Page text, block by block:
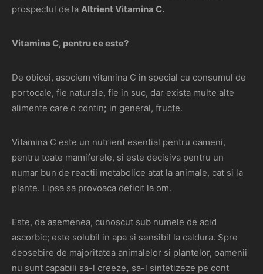
prospectul de la Altrient Vitamina C.
Vitamina C, pentru ce este?
De obicei, asociem vitamina C in special cu consumul de
portocale, fie naturale, fie in suc, dar exista multe alte
alimente care o contin; in general, fructe.
Vitamina C este un nutrient esential pentru oameni,
pentru toate mamiferele, si este decisiva pentru un
numar bun de reactii metabolice atat la animale, cat si la
plante. Lipsa sa provoaca deficit la om.
Este, de asemenea, cunoscut sub numele de acid
ascorbic; este solubil in apa si sensibil la caldura. Spre
deosebire de majoritatea animalelor si plantelor, oamenii
nu sunt capabili sa-l creeze, sa-l sintetizeze pe cont